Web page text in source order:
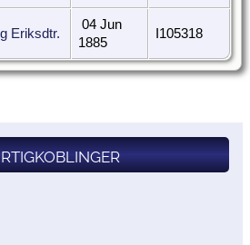
Eriksdtr.
04 Jun
1885
I105318